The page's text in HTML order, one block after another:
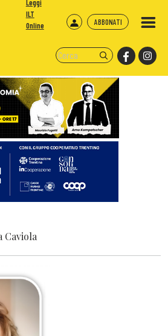
ABBONATI
Leggi
ILT
Online
Caviola